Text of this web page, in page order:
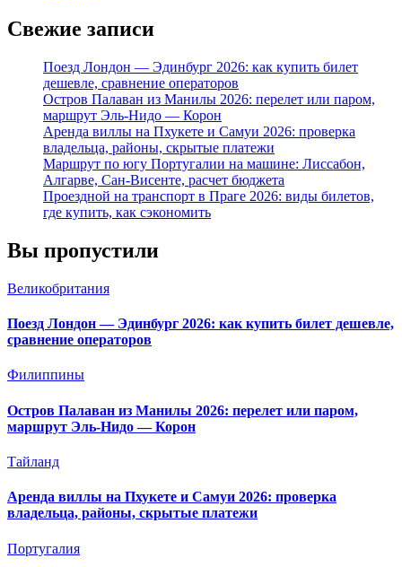
Свежие записи
Поезд Лондон — Эдинбург 2026: как купить билет
дешевле, сравнение операторов
Остров Палаван из Манилы 2026: перелет или паром,
маршрут Эль-Нидо — Корон
Аренда виллы на Пхукете и Самуи 2026: проверка
владельца, районы, скрытые платежи
Маршрут по югу Португалии на машине: Лиссабон,
Алгарве, Сан-Висенте, расчет бюджета
Проездной на транспорт в Праге 2026: виды билетов,
где купить, как сэкономить
Вы пропустили
Великобритания
Поезд Лондон — Эдинбург 2026: как купить билет дешевле,
сравнение операторов
Филиппины
Остров Палаван из Манилы 2026: перелет или паром,
маршрут Эль-Нидо — Корон
Тайланд
Аренда виллы на Пхукете и Самуи 2026: проверка
владельца, районы, скрытые платежи
Португалия